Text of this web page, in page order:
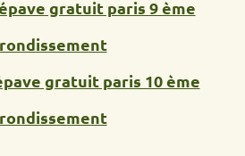
gratuit paris 9 ème
gratuit paris 10 ème